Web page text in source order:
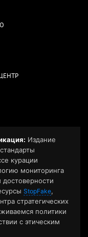
Издание
курации
мониторинга
StopFake,
стратегических
политики
с этическим